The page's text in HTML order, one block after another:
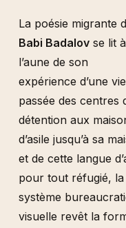
La poésie migrante
Babi Badalovse lit à
l’aune de son
expérience d’une vie
passée des centres
détention aux
d’asile jusqu’à sa
et de cette langue
pour tout réfugié,
système
visuelle revêt la